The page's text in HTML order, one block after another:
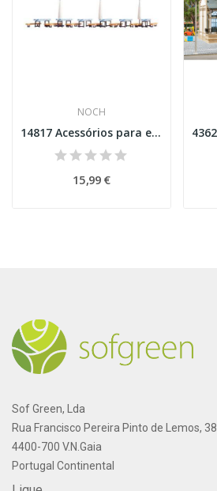
NOCH
14817 Acessórios para esplanada cervejaria Esc H0
15,99 €
Sof Green, Lda
Rua Francisco Pereira Pinto de Lemos, 38
4400-700 V.N.Gaia
Portugal Continental